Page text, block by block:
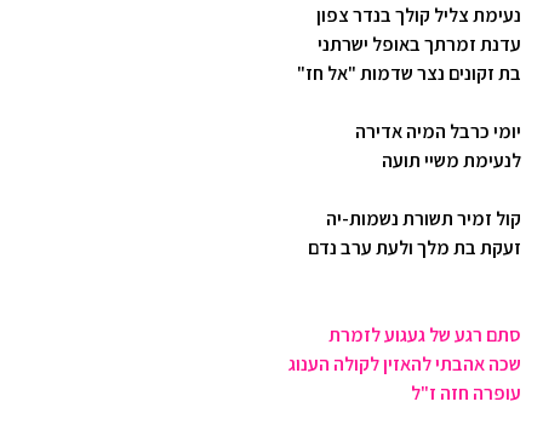
נעימת צליל קולך בנדר צפון
עדנת זמרתך באופל ישרתני
בת זקונים נצר שדמות "אל חז"
יומי כרבל המיה אדירה
לנעימת משיי תועה
קול זמיר תשורת נשמות-יה
זעקת בת מלך ולעת ערב נדם
סתם רגע של געגוע לזמרת
שכה אהבתי להאזין לקולה הענוג
עופרה חזה ז"ל